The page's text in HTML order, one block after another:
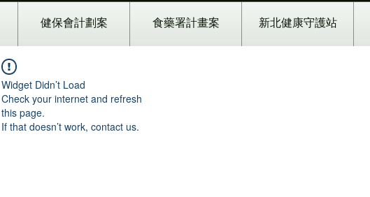
健保會計劃案 食藥署計畫案 新北健康守護站
Widget Didn’t Load
Check your internet and refresh
this page.
If that doesn’t work, contact us.